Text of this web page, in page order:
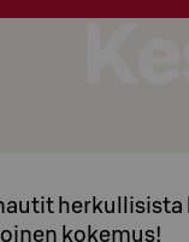
herkullisista
kokemus!